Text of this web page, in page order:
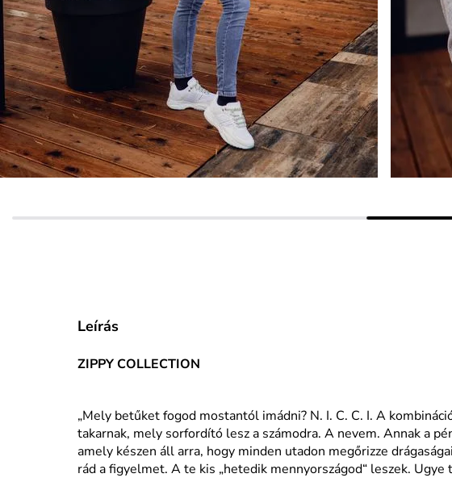
Leírás
ZIPPY COLLECTION
„Mely betűket fogod mostantól imádni? N. I. C. C. I. A
takarnak, mely sorfordító lesz a számodra. A nevem. Annak a
amely készen áll arra, hogy minden utadon megőrizze
rád a figyelmet. A te kis „hetedik mennyországod“ leszek. Ugye